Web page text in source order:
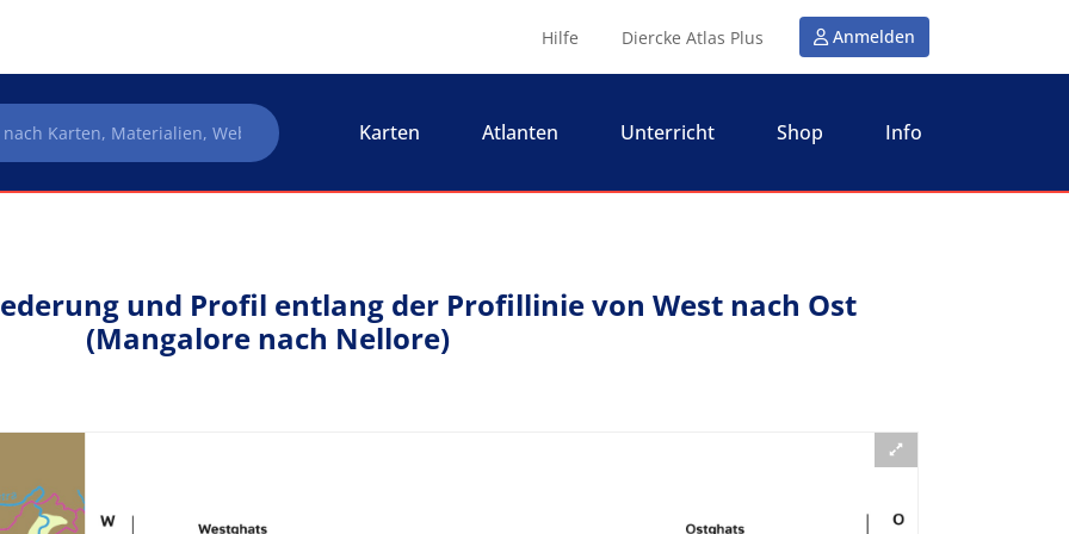
Hilfe Diercke Atlas Plus Anmelden
Karten Atlanten Unterricht Shop Info
und Profil entlang der Profillinie von West nach Ost
(Mangalore nach Nellore)